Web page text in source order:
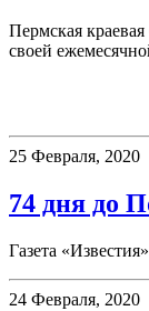
Пермская
своей
25 Февраля, 2020
74 дня до
Газета
24 Февраля, 2020